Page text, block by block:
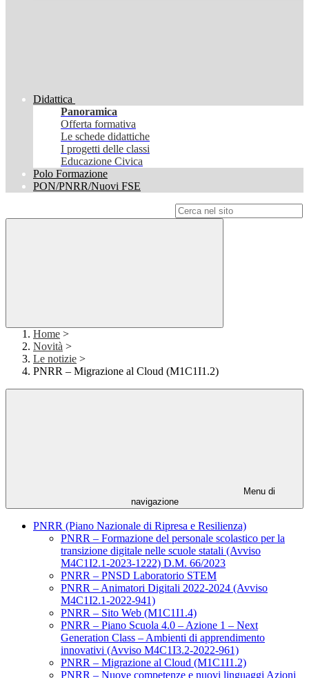
Didattica
Panoramica
Offerta formativa
Le schede didattiche
I progetti delle classi
Educazione Civica
Polo Formazione
PON/PNRR/Nuovi FSE
Home >
Novità >
Le notizie >
PNRR – Migrazione al Cloud (M1C1I1.2)
Menu di
navigazione
PNRR (Piano Nazionale di Ripresa e Resilienza)
PNRR – Formazione del personale scolastico per la
transizione digitale nelle scuole statali (Avviso
M4C1I2.1-2023-1222) D.M. 66/2023
PNRR – PNSD Laboratorio STEM
PNRR – Animatori Digitali 2022-2024 (Avviso
M4C1I2.1-2022-941)
PNRR – Sito Web (M1C1I1.4)
PNRR – Piano Scuola 4.0 – Azione 1 – Next
Generation Class – Ambienti di apprendimento
innovativi (Avviso M4C1I3.2-2022-961)
PNRR – Migrazione al Cloud (M1C1I1.2)
PNRR – Nuove competenze e nuovi linguaggi Azioni